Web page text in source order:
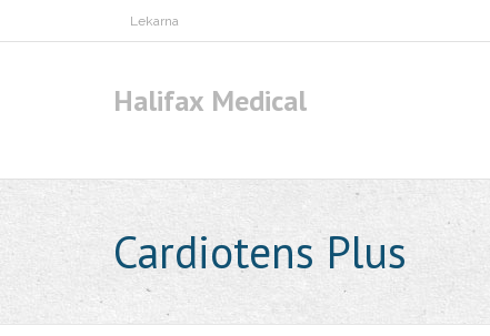
to
Lekarna
Halifax Medical
Cardiotens Plus